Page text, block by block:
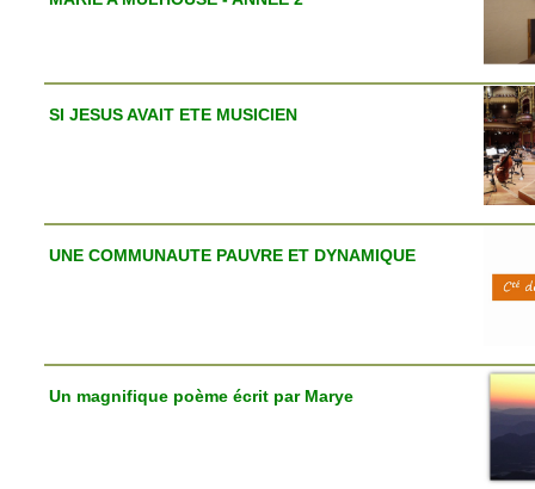
SI JESUS AVAIT ETE MUSICIEN
UNE COMMUNAUTE PAUVRE ET DYNAMIQUE
Un magnifique poème écrit par Marye